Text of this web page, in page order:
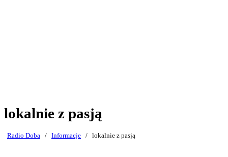
lokalnie z pasją
Radio Doba / Informacje / lokalnie z pasją